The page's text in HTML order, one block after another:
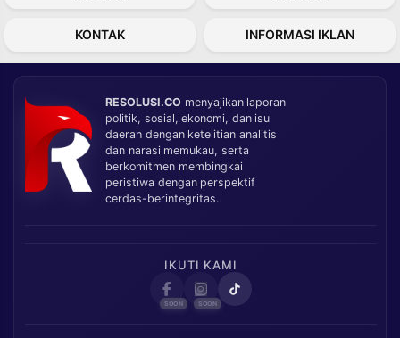
KONTAK INFORMASI IKLAN
RESOLUSI.CO menyajikan laporan
politik, sosial, ekonomi, dan isu
daerah dengan ketelitian analitis
dan narasi memukau, serta
berkomitmen membingkai
peristiwa dengan perspektif
cerdas-berintegritas.
IKUTI KAMI